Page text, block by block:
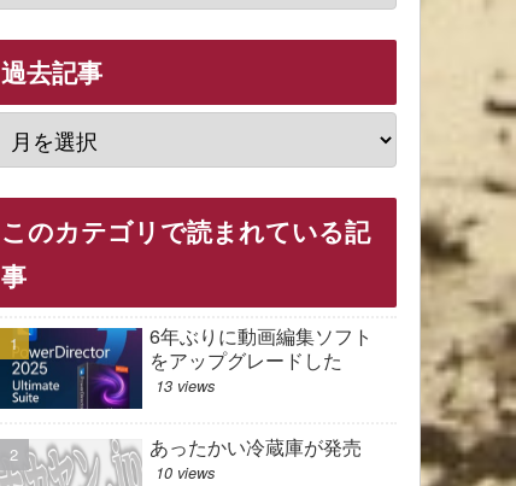
過去記事
このカテゴリで読まれている記
事
6年ぶりに動画編集ソフト
をアップグレードした
13 views
あったかい冷蔵庫が発売
10 views